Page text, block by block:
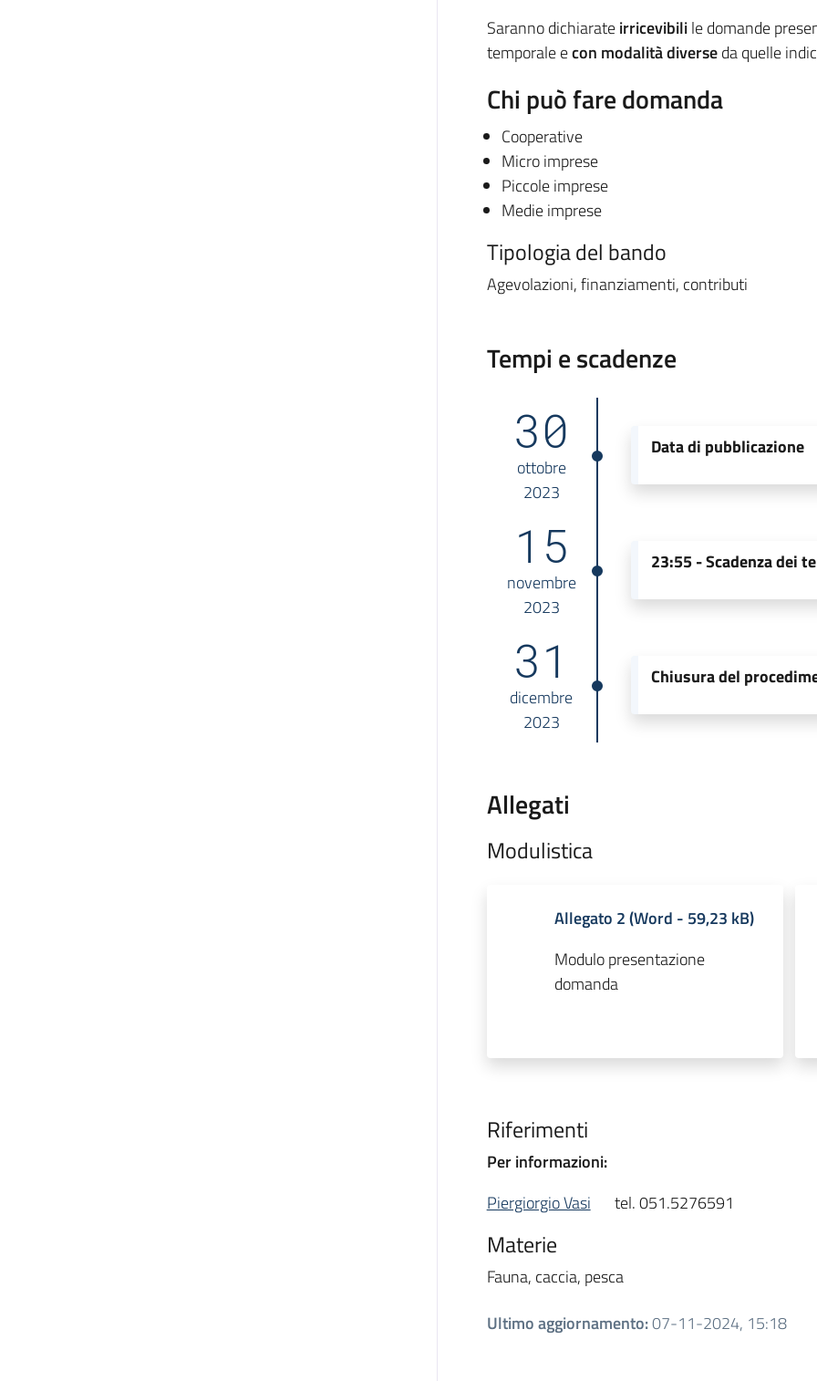
Saranno dichiarateirricevibilile domande
temporale econ modalità diverseda quelle
Chi può fare domanda
Cooperative
Micro imprese
Piccole imprese
Medie imprese
Tipologia del bando
Agevolazioni, finanziamenti, contributi
Tempi e scadenze
30
ottobre
2023
Data di pubblicazione
15
novembre
2023
23:55 -Scadenza dei
31
dicembre
2023
Chiusura del
Allegati
Modulistica
Allegato 2(Word - 59,23 kB)
Modulo presentazione
domanda
Riferimenti
Per informazioni:
Piergiorgio Vasi
tel. 051.5276591
Materie
Fauna, caccia, pesca
Ultimo aggiornamento:07-11-2024, 15:18